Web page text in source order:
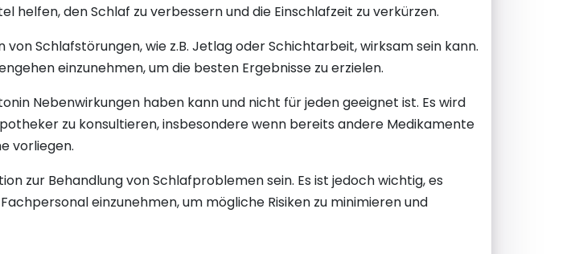
helfen, den Schlaf zu verbessern und die Einschlafzeit zu verkürzen.
Schlafstörungen, wie z.B. Jetlag oder Schichtarbeit, wirksam sein kann.
einzunehmen, um die besten Ergebnisse zu erzielen.
Nebenwirkungen haben kann und nicht für jeden geeignet ist. Es wird
zu konsultieren, insbesondere wenn bereits andere Medikamente
vorliegen.
zur Behandlung von Schlafproblemen sein. Es ist jedoch wichtig, es
einzunehmen, um mögliche Risiken zu minimieren und